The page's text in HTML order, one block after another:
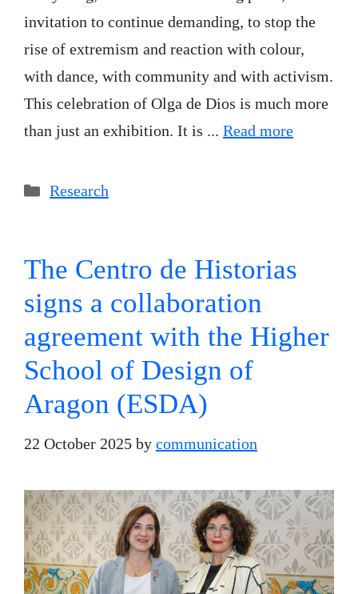
invitation to continue demanding, to stop the
rise of extremism and reaction with colour,
with dance, with community and with activism.
This celebration of Olga de Dios is much more
than just an exhibition. It is ... Read more
Categories
Research
The Centro de Historias
signs a collaboration
agreement with the Higher
School of Design of
Aragon (ESDA)
22 October 2025 by communication